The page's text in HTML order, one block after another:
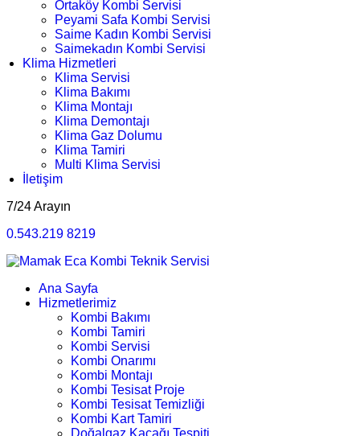
Ortaköy Kombi Servisi
Peyami Safa Kombi Servisi
Saime Kadın Kombi Servisi
Saimekadın Kombi Servisi
Klima Hizmetleri
Klima Servisi
Klima Bakımı
Klima Montajı
Klima Demontajı
Klima Gaz Dolumu
Klima Tamiri
Multi Klima Servisi
İletişim
7/24 Arayın
0.543.219 8219
Ana Sayfa
Hizmetlerimiz
Kombi Bakımı
Kombi Tamiri
Kombi Servisi
Kombi Onarımı
Kombi Montajı
Kombi Tesisat Proje
Kombi Tesisat Temizliği
Kombi Kart Tamiri
Doğalgaz Kaçağı Tespiti